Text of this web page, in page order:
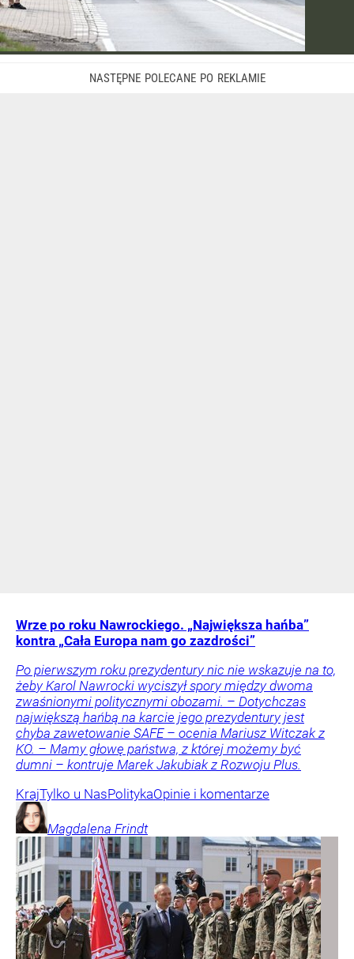
Wrze po roku Nawrockiego. „Największa hańba”
kontra „Cała Europa nam go zazdrości”
Po pierwszym roku prezydentury nic nie wskazuje na to,
żeby Karol Nawrocki wyciszył spory między dwoma
zwaśnionymi politycznymi obozami. – Dotychczas
największą hańbą na karcie jego prezydentury jest
chyba zawetowanie SAFE – ocenia Mariusz Witczak z
KO. – Mamy głowę państwa, z której możemy być
dumni – kontruje Marek Jakubiak z Rozwoju Plus.
KrajTylko u NasPolitykaOpinie i komentarze
Magdalena Frindt